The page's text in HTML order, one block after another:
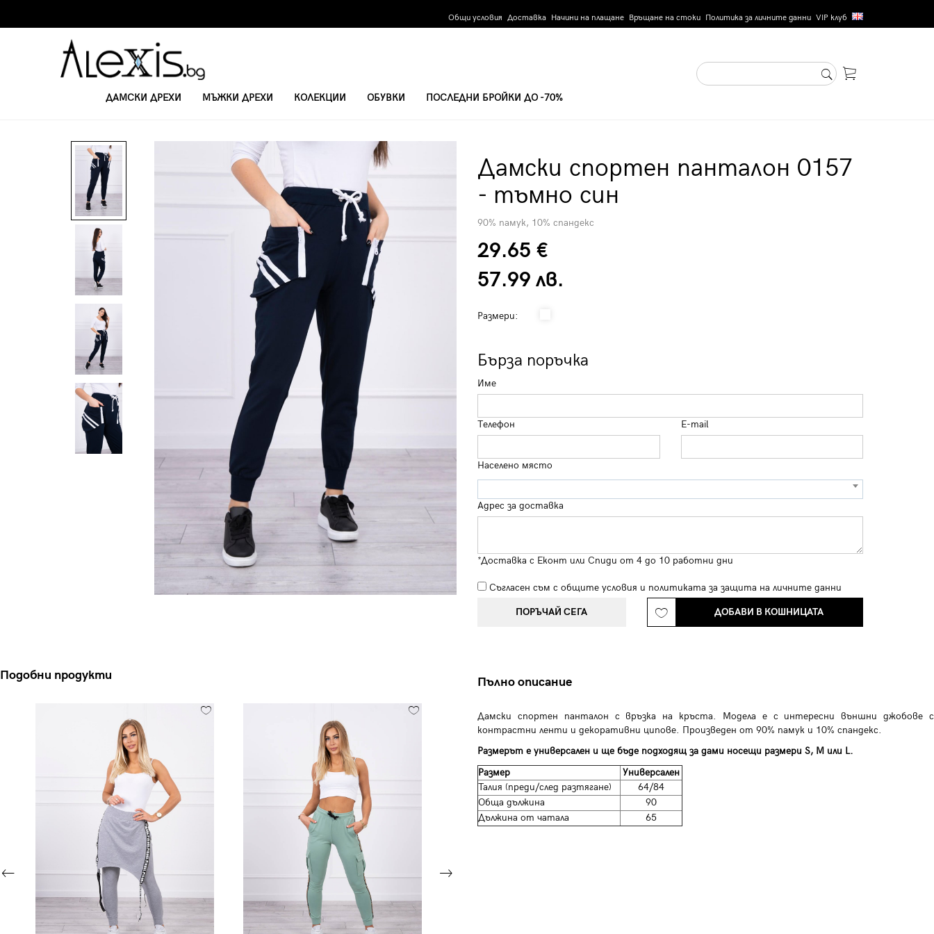
Общи условия Доставка Начини на плащане Връщане на стоки Политика за личните данни VIP клуб
ДАМСКИ ДРЕХИ МЪЖКИ ДРЕХИ КОЛЕКЦИИ ОБУВКИ ПОСЛЕДНИ БРОЙКИ ДО -70%
Дамски спортен панталон 0157
- тъмно син
90% памук, 10% спандекс
29.65 €
57.99 лв.
Размери:
Бърза поръчка
Име
Телефон E-mail
Населено място
Адрес за доставка
*Доставка с Еконт или Спиди от 4 до 10 работни дни
Съгласен съм с общите условия и политиката за защита на личните данни
ПОРЪЧАЙ СЕГА ДОБАВИ В КОШНИЦАТА
Подобни продукти Пълно описание
Дамски спортен панталон с връзка на кръста. Модела е с интересни външни джобове с
контрастни ленти и декоративни ципове. Произведен от 90% памук и 10% спандекс.
Размерът е универсален и ще бъде подходящ за дами носещи размери S, M или L.
Размер
Универсален
Талия (преди/след разтягане)
64/84
Обща дължина
90
Дължина от чатала
65